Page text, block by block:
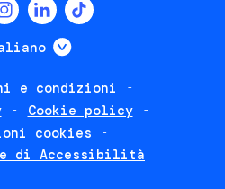
Mostra ulteriori
e condizioni
Cookie policy
cookies
di Accessibilità